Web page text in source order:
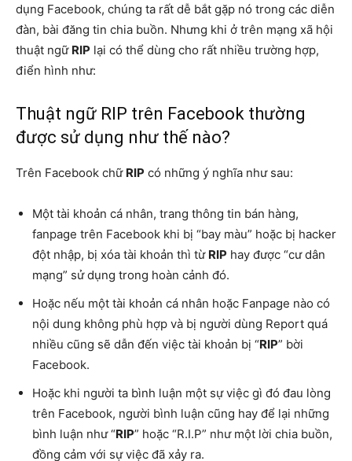
dụng Facebook, chúng ta rất dễ bắt gặp nó trong các diễn
đàn, bài đăng tin chia buồn. Nhưng khi ở trên mạng xã hội
thuật ngữ RIP lại có thể dùng cho rất nhiều trường hợp,
điển hình như:
Thuật ngữ RIP trên Facebook thường
được sử dụng như thế nào?
Trên Facebook chữ RIP có những ý nghĩa như sau:
Một tài khoản cá nhân, trang thông tin bán hàng,
fanpage trên Facebook khi bị “bay màu” hoặc bị hacker
đột nhập, bị xóa tài khoản thì từ RIP hay được “cư dân
mạng” sử dụng trong hoàn cảnh đó.
Hoặc nếu một tài khoản cá nhân hoặc Fanpage nào có
nội dung không phù hợp và bị người dùng Report quá
nhiều cũng sẽ dẫn đến việc tài khoản bị “RIP” bời
Facebook.
Hoặc khi người ta bình luận một sự việc gì đó đau lòng
trên Facebook, người bình luận cũng hay để lại những
bình luận như “RIP” hoặc “R.I.P” như một lời chia buồn,
đồng cảm với sự việc đã xảy ra.